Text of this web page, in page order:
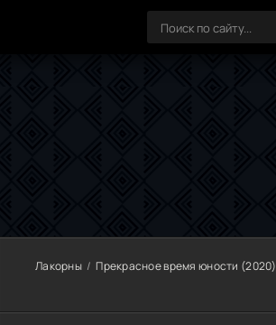
Лакорны Прекрасное время юности (2020)